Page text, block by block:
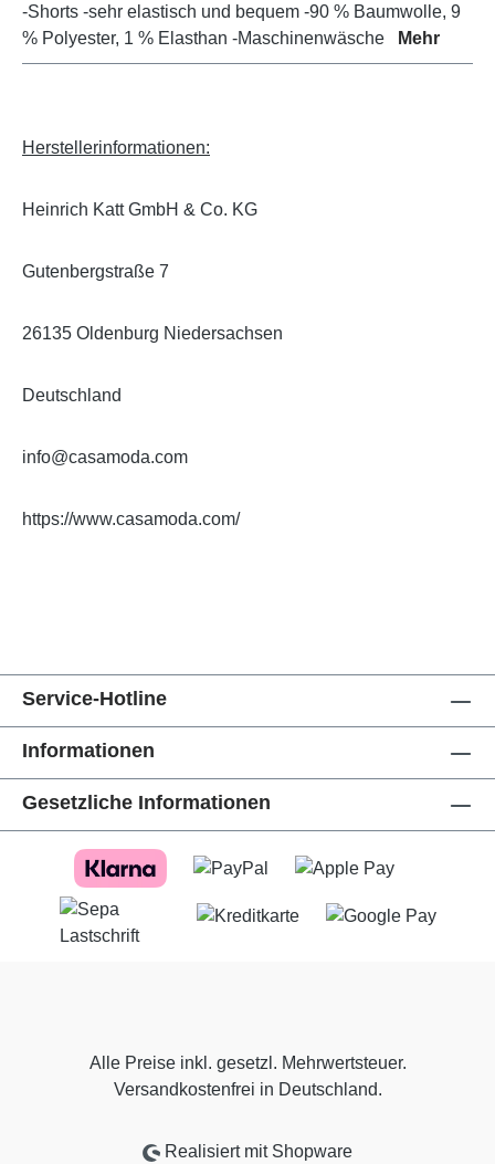
-Shorts -sehr elastisch und bequem -90 % Baumwolle, 9
% Polyester, 1 % Elasthan -Maschinenwäsche
Mehr
Herstellerinformationen:
Heinrich Katt GmbH & Co. KG
Gutenbergstraße 7
26135 Oldenburg Niedersachsen
Deutschland
info@casamoda.com
https://www.casamoda.com/
Service-Hotline
Informationen
Gesetzliche Informationen
Alle Preise inkl. gesetzl. Mehrwertsteuer.
Versandkostenfrei in Deutschland.
Realisiert mit Shopware